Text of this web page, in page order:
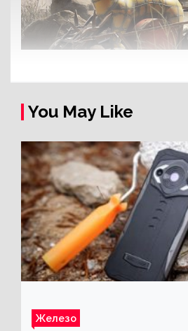
You May Like
Железо